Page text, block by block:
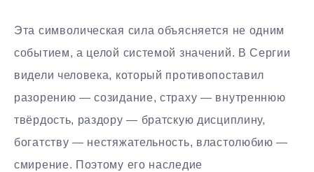
Эта символическая сила объясняется не одним
событием, а целой системой значений. В Сергии
видели человека, который противопоставил
разорению — созидание, страху — внутреннюю
твёрдость, раздору — братскую дисциплину,
богатству — нестяжательность, властолюбию —
смирение. Поэтому его наследие